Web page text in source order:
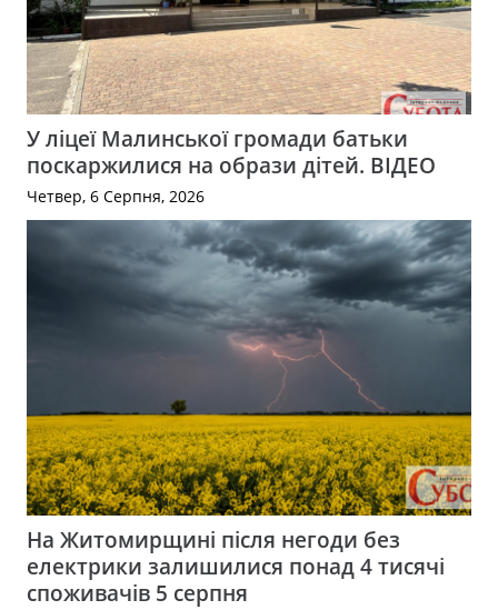
У ліцеї Малинської громади батьки
поскаржилися на образи дітей. ВІДЕО
Четвер, 6 Серпня, 2026
На Житомирщині після негоди без
електрики залишилися понад 4 тисячі
споживачів 5 серпня